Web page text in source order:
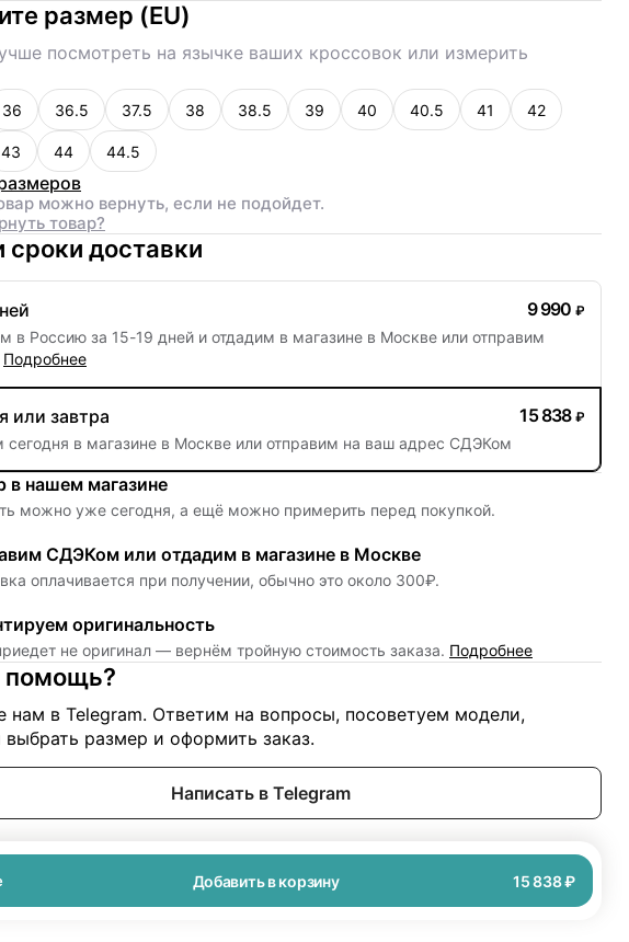
размер (EU)
посмотреть на язычке ваших кроссовок или измерить
36 36.5 37.5 38 38.5 39 40 40.5 41 42
43 44 44.5
можно вернуть, если не подойдет.
товар?
доставки
9 990 ₽
в Россию за 15-19 дней и отдадим в магазине в Москве или отправим
Подробнее
или завтра 15 838 ₽
сегодня в магазине в Москве или отправим на ваш адрес СДЭКом
в нашем магазине
можно уже сегодня, а ещё можно примерить перед покупкой.
СДЭКом или отдадим в магазине в Москве
оплачивается при получении, обычно это около 300₽.
оригинальность
не оригинал — вернём тройную стоимость заказа. Подробнее
нам в Telegram. Ответим на вопросы, посоветуем модели,
размер и оформить заказ.
Написать в Telegram
Добавить в корзину 15 838 ₽